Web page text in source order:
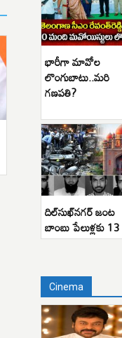
భారీగా మావోల
లొంగుబాటు..మరి
గణపతి?
దిల్‌సుఖ్‌నగర్ జంట
బాంబు పేలుళ్లకు
Cinema